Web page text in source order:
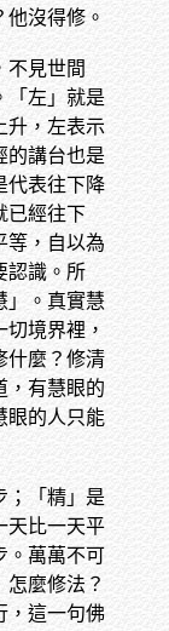
沒得修。
不見世間
「左」就是
升，左表示
的講台也是
代表往下降
已經往下
等，自以為
認識。所
」。真實慧
境界裡，
什麼？修清
，有慧眼的
眼的人只能
；「精」是
天比一天平
。萬萬不可
麼修法？
，這一句佛